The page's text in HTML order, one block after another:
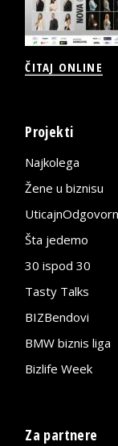
ČITAJ ONLINE
Projekti
Najkolega
Žene u biznisu
Šta jedemo
30 ispod 30
Tasty Talks
BIZBendovi
BMW biznis liga
Bizlife Week
Za partnere